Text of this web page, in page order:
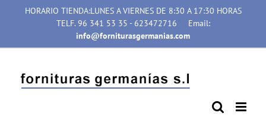
HORARIO TIENDA:LUNES A VIERNES DE 8:30 A 17:30 HORAS
TELF. 96 341 53 35 - 623472716
Email:
info@forniturasgermanias.com